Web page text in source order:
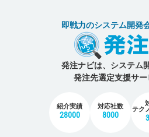
即戦力のシステム開発
発注ナビは、システム
発注先選定支援サー
紹介実績
28000
対応社数
8000
テク